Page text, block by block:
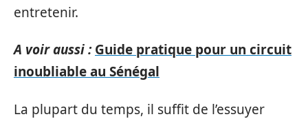
entretenir.
A voir aussi : Guide pratique pour un circuit
inoubliable au Sénégal
La plupart du temps, il suffit de l’essuyer